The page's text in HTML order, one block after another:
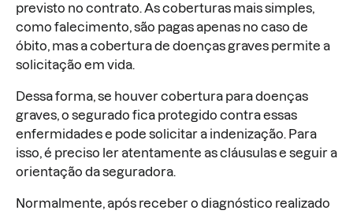
previsto no contrato. As coberturas mais simples,
como falecimento, são pagas apenas no caso de
óbito, mas a cobertura de doenças graves permite a
solicitação em vida.
Dessa forma, se houver cobertura para doenças
graves, o segurado fica protegido contra essas
enfermidades e pode solicitar a indenização. Para
isso, é preciso ler atentamente as cláusulas e seguir a
orientação da seguradora.
Normalmente, após receber o diagnóstico realizado